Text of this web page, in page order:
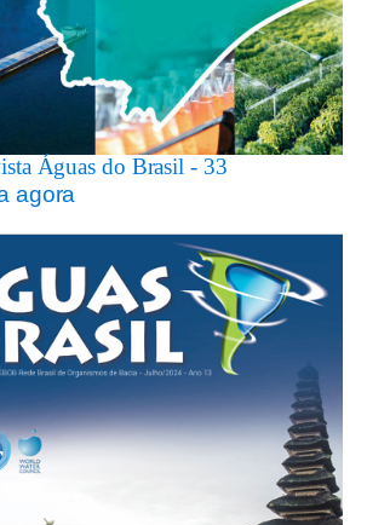
Águas do Brasil - 33
agora